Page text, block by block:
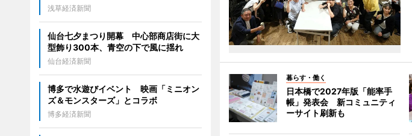
暮らす・働く
日本橋で2027年版「能率手
帳」発表会 新コミュニティ
ーサイト刷新も
浅草経済新聞
仙台七夕まつり開幕 中心部商店街に大
型飾り300本、青空の下で風に揺れ
仙台経済新聞
博多で水遊びイベント 映画「ミニオン
ズ＆モンスターズ」とコラボ
博多経済新聞